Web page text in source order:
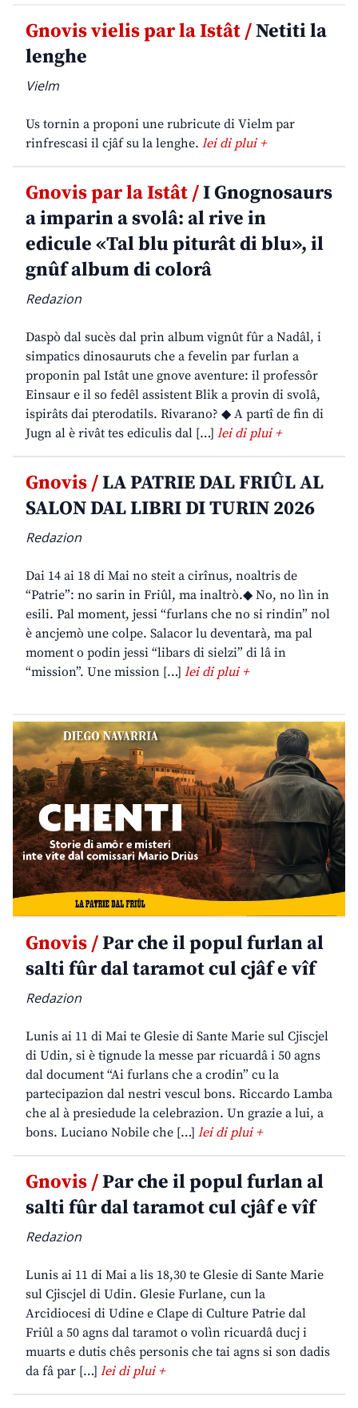
Gnovis vielis par la Istât /Netiti la
lenghe
Vielm
Us tornin a proponi une rubricute di Vielm par
rinfrescasi il cjâf su la lenghe. lei di plui +
Gnovis par la Istât /I Gnognosaurs
a imparin a svolâ: al rive in
edicule «Tal blu piturât di blu», il
gnûf album di colorâ
Redazion
Daspò dal sucès dal prin album vignût fûr a Nadâl, i
simpatics dinosauruts che a fevelin par furlan a
proponin pal Istât une gnove aventure: il professôr
Einsaur e il so fedêl assistent Blik a provin di svolâ,
ispirâts dai pterodatils. Rivarano? ◆ A partî de fin di
Jugn al è rivât tes ediculis dal […] lei di plui +
Gnovis /LA PATRIE DAL FRIÛL AL
SALON DAL LIBRI DI TURIN 2026
Redazion
Dai 14 ai 18 di Mai no steit a cirînus, noaltris de
“Patrie”: no sarin in Friûl, ma inaltrò.◆ No, no lìn in
esili. Pal moment, jessi “furlans che no si rindin” nol
è ancjemò une colpe. Salacor lu deventarà, ma pal
moment o podin jessi “libars di sielzi” di lâ in
“mission”. Une mission […] lei di plui +
Gnovis /Par che il popul furlan al
salti fûr dal taramot cul cjâf e vîf
Redazion
Lunis ai 11 di Mai te Glesie di Sante Marie sul Cjiscjel
di Udin, si è tignude la messe par ricuardâ i 50 agns
dal document “Ai furlans che a crodin” cu la
partecipazion dal nestri vescul bons. Riccardo Lamba
che al à presiedude la celebrazion. Un grazie a lui, a
bons. Luciano Nobile che […] lei di plui +
Gnovis /Par che il popul furlan al
salti fûr dal taramot cul cjâf e vîf
Redazion
Lunis ai 11 di Mai a lis 18,30 te Glesie di Sante Marie
sul Cjiscjel di Udin. Glesie Furlane, cun la
Arcidiocesi di Udine e Clape di Culture Patrie dal
Friûl a 50 agns dal taramot o volìn ricuardâ ducj i
muarts e dutis chês personis che tai agns si son dadis
da fâ par […] lei di plui +